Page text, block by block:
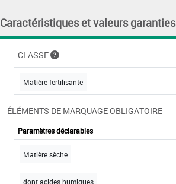
Caractéristiques et valeurs garanties
CLASSE
Matière fertilisante
ÉLÉMENTS DE MARQUAGE OBLIGATOIRE
Paramètres déclarables
Matière sèche
dont acides humiques